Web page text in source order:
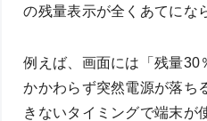
の残量表示が全くあてにな
例えば、画面には「残量30
かかわらず突然電源が落ち
きないタイミングで端末が